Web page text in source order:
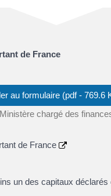
de France
au formulaire (pdf - 769.6
Ministère chargé des
de France
un des capitaux